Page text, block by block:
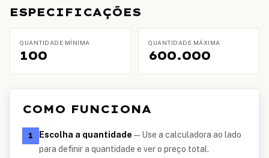
ESPECIFICAÇÕES
QUANTIDADE MÍNIMA
100
QUANTIDADE MÁXIMA
600.000
COMO FUNCIONA
1 Escolha a quantidade — Use a calculadora ao lado
para definir a quantidade e ver o preço total.